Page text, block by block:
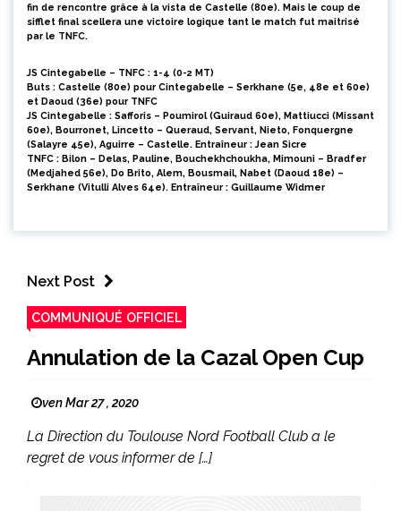
fin de rencontre grâce à la vista de Castelle (80e). Mais le coup de
sifflet final scellera une victoire logique tant le match fut maitrisé
par le TNFC.
JS Cintegabelle – TNFC : 1-4 (0-2 MT)
Buts : Castelle (80e) pour Cintegabelle – Serkhane (5e, 48e et 60e)
et Daoud (36e) pour TNFC
JS Cintegabelle : Safforis – Poumirol (Guiraud 60e), Mattiucci (Missant
60e), Bourronet, Lincetto – Queraud, Servant, Nieto, Fonquergne
(Salayre 45e), Aguirre – Castelle. Entraîneur : Jean Sicre
TNFC : Bilon – Delas, Pauline, Bouchekhchoukha, Mimouni – Bradfer
(Medjahed 56e), Do Brito, Alem, Bousmail, Nabet (Daoud 18e) –
Serkhane (Vitulli Alves 64e). Entraîneur : Guillaume Widmer
Next Post
COMMUNIQUÉ OFFICIEL
Annulation de la Cazal Open Cup
ven Mar 27 , 2020
La Direction du Toulouse Nord Football Club a le
regret de vous informer de […]